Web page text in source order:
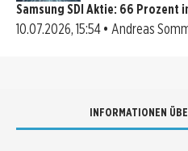
Samsung SDI Aktie: 66 Prozent
10.07.2026, 15:54 • Andreas
INFORMATIONEN